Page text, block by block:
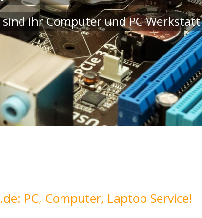
sind Ihr Computer und PC
PC, Computer, Laptop Service!